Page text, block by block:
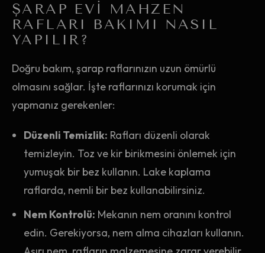
ŞARAP EVI MAHZEN
RAFLARI BAKIMI NASIL
YAPILIR?
Doğru bakım, şarap raflarınızın uzun ömürlü
olmasını sağlar. İşte raflarınızı korumak için
yapmanız gerekenler:
Düzenli Temizlik: Rafları düzenli olarak
temizleyin. Toz ve kir birikmesini önlemek için
yumuşak bir bez kullanın. Lake kaplama
raflarda, nemli bir bez kullanabilirsiniz.
Nem Kontrolü: Mekanın nem oranını kontrol
edin. Gerekiyorsa, nem alma cihazları kullanın.